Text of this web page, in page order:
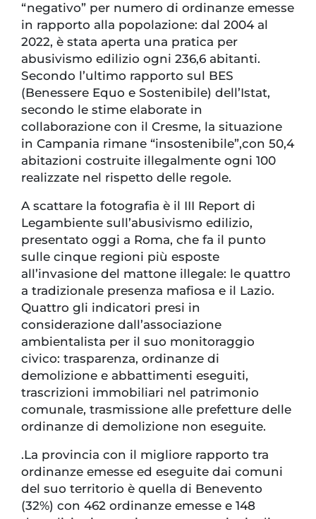
“negativo” per numero di ordinanze emesse
in rapporto alla popolazione: dal 2004 al
2022, è stata aperta una pratica per
abusivismo edilizio ogni 236,6 abitanti.
Secondo l’ultimo rapporto sul BES
(Benessere Equo e Sostenibile) dell’Istat,
secondo le stime elaborate in
collaborazione con il Cresme, la situazione
in Campania rimane “insostenibile”,con 50,4
abitazioni costruite illegalmente ogni 100
realizzate nel rispetto delle regole.
A scattare la fotografia è il III Report di
Legambiente sull’abusivismo edilizio,
presentato oggi a Roma, che fa il punto
sulle cinque regioni più esposte
all’invasione del mattone illegale: le quattro
a tradizionale presenza mafiosa e il Lazio.
Quattro gli indicatori presi in
considerazione dall’associazione
ambientalista per il suo monitoraggio
civico: trasparenza, ordinanze di
demolizione e abbattimenti eseguiti,
trascrizioni immobiliari nel patrimonio
comunale, trasmissione alle prefetture delle
ordinanze di demolizione non eseguite.
.La provincia con il migliore rapporto tra
ordinanze emesse ed eseguite dai comuni
del suo territorio è quella di Benevento
(32%) con 462 ordinanze emesse e 148